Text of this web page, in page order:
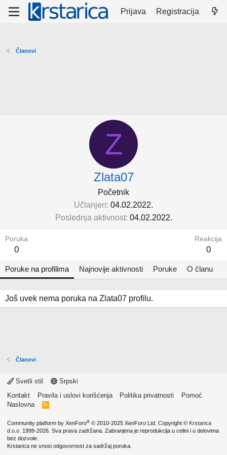
Prijava Registracija
Članovi
Z
Zlata07
Početnik
Učlanjen 04.02.2022.
Poslednja aktivnost 04.02.2022.
Poruka
0
Reakcija
0
Poruke na profilima Najnovije aktivnosti Poruke O članu
Još uvek nema poruka na Zlata07 profilu.
Članovi
Svetli stil
Srpski
Kontakt
Pravila i uslovi korišćenja Politika privatnosti
Pomoć
Naslovna
R
Community platform by XenForo® © 2010-2025 XenForo Ltd. Copyright © Krstarica
d.o.o. 1999-2026. Sva prava zadržana. Zabranjena je reprodukcija u celini i u delovima
bez dozvole.
Krstarica ne snosi odgovornost za sadržaj poruka.